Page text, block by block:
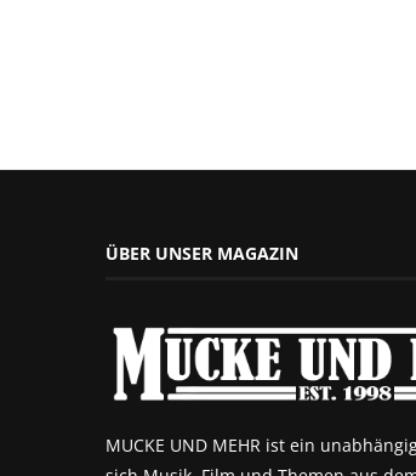
ÜBER UNSER MAGAZIN
MUCKE UND MEHR ist ein